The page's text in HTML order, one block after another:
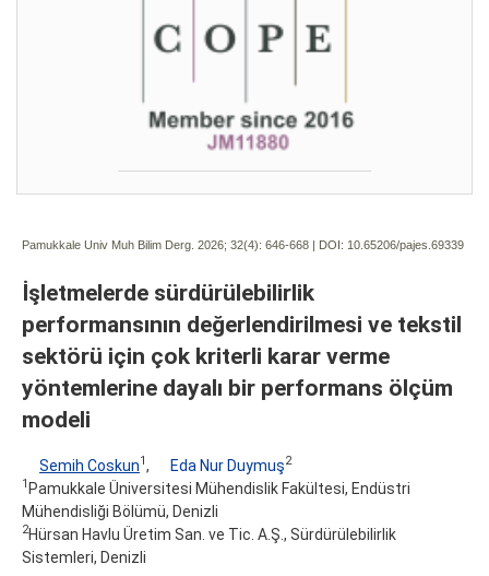
Pamukkale Univ Muh Bilim Derg. 2026; 32(4): 646-668 | DOI: 10.65206/pajes.69339
İşletmelerde sürdürülebilirlik
performansının değerlendirilmesi ve tekstil
sektörü için çok kriterli karar verme
yöntemlerine dayalı bir performans ölçüm
modeli
Semih Coskun1 , Eda Nur Duymuş2
1 Pamukkale Üniversitesi Mühendislik Fakültesi, Endüstri
Mühendisliği Bölümü, Denizli
2Hürsan Havlu Üretim San. ve Tic. A.Ş., Sürdürülebilirlik
Sistemleri, Denizli